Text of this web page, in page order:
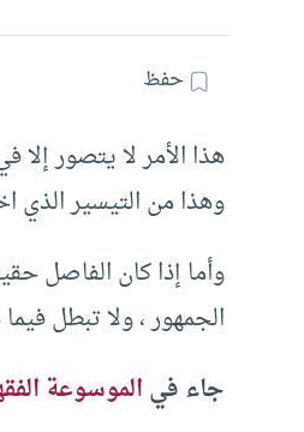
حفظ
هذا الأمر لا يتصور
وهذا من التيسير الذي
وأما إذا كان الفاصل
الجمهور ، ولا تبطل
جاء فيالموسوعة